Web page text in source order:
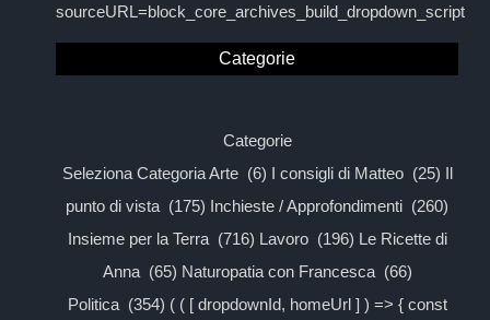
sourceURL=block_core_archives_build_dropdown_script
Categorie
Categorie
Seleziona Categoria Arte (6) I consigli di Matteo (25) Il
punto di vista (175) Inchieste / Approfondimenti (260)
Insieme per la Terra (716) Lavoro (196) Le Ricette di
Anna (65) Naturopatia con Francesca (66)
Politica (354) ( ( [ dropdownId, homeUrl ] ) => { const